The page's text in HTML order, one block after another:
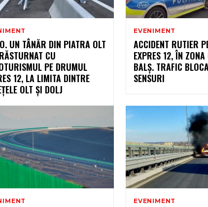
UN TÂNĂR DIN PIATRA OLT
CU
PE DRUMUL
12, LA LIMITA DINTRE
OLT ȘI DOLJ
EVENIMENT
ACCIDENT RUTIER
EXPRES 12, ÎN
BALȘ. TRAFIC
SENSURI
EVENIMENT